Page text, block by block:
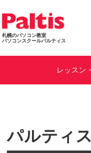
札幌のパソコン教室
パソコンスクールパルティス
レッスン
パルティ